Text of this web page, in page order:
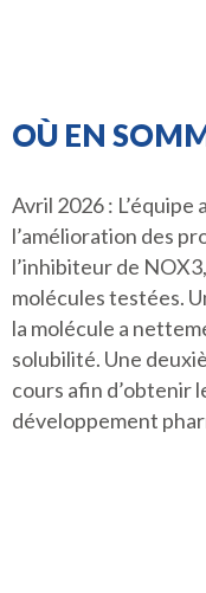
OÙ EN
Avril 2026 :
l’amélioration des
l’inhibiteur de
molécules testées.
la molécule a
solubilité. Une
cours afin d’obtenir
développement